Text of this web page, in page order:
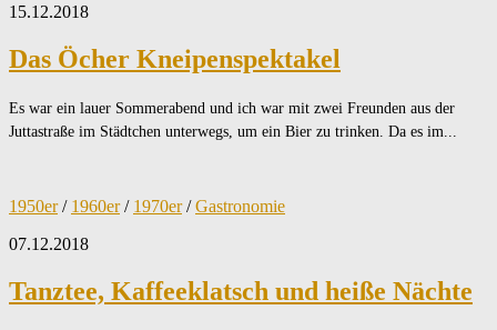
15.12.2018
Das Öcher Kneipenspektakel
Es war ein lauer Sommerabend und ich war mit zwei Freunden aus der
Juttastraße im Städtchen unterwegs, um ein Bier zu trinken. Da es im...
1950er/ 1960er/ 1970er/Gastronomie
07.12.2018
Tanztee, Kaffeeklatsch und heiße Nächte